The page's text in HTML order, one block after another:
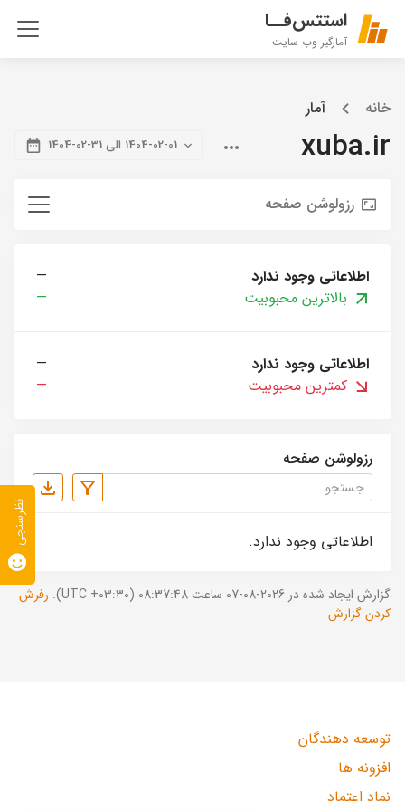
استتس‌فــا
آمارگیر وب سایت
خانه آمار
xuba.ir 1404-02-01 الی 31-02-1404
رزولوشن صفحه
اطلاعاتی وجود ندارد
—
بالاترین محبوبیت
—
اطلاعاتی وجود ندارد
—
کمترین محبوبیت
—
رزولوشن صفحه
اطلاعاتی وجود ندارد.
گزارش ایجاد شده در 2026-08-07 ساعت 08:37:48 (UTC +03:30).
رفرش
کردن گزارش
توسعه دهندگان
افزونه ها
نماد اعتماد
نظرسنجی